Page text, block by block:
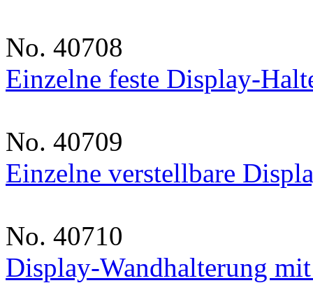
No. 40708
Einzelne feste Display-
No. 40709
Einzelne verstellbare
No. 40710
Display-Wandhalterung